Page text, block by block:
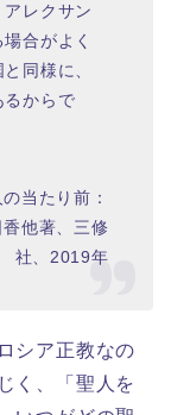
レクサン
合がよく
同様に、
るからで
当たり前：
他著、三修
社、2019年
シア正教なの
く、「聖人を